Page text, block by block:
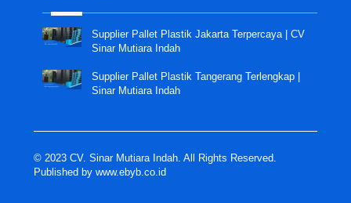
Supplier Pallet Plastik Jakarta Terpercaya | CV
Sinar Mutiara Indah
Supplier Pallet Plastik Tangerang Terlengkap |
Sinar Mutiara Indah
© 2023 CV. Sinar Mutiara Indah. All Rights Reserved.
Published by www.ebyb.co.id